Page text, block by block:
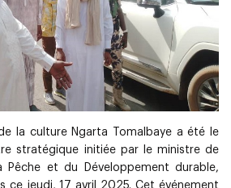
la culture Ngarta Tomalbaye a été le
stratégique initiée par le ministre de
Pêche et du Développement durable,